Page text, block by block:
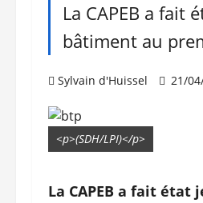
La CAPEB a fait
bâtiment au
Sylvain d'Huissel 21/
<p>(SDH/LPI)</p>
La CAPEB a fait